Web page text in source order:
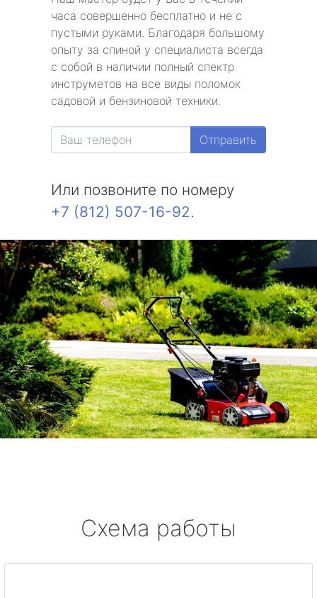
часа совершенно бесплатно и не с
пустыми руками. Благодаря большому
опыту за спиной у специалиста всегда
с собой в наличии полный спектр
инструметов на все виды поломок
садовой и бензиновой техники.
Отправить
Или позвоните по номеру
+7 (812) 507-16-92.
Схема работы